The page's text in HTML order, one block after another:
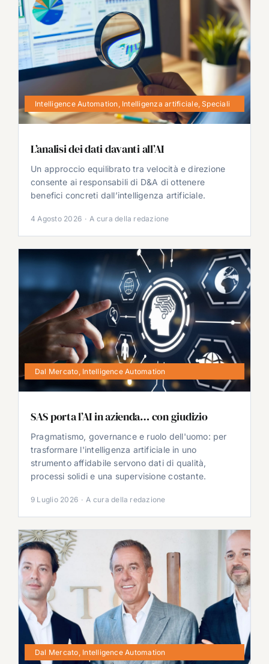
Intelligence Automation Intelligenza artificiale,Speciali
L’analisi dei dati davanti all’AI
Un approccio equilibrato tra velocità e direzione
consente ai responsabili di D&A di ottenere
benefici concreti dall’intelligenza artificiale.
4 Agosto 2026 · A cura della redazione
Dal Mercato Intelligence Automation
SAS porta l’AI in azienda… con giudizio
Pragmatismo, governance e ruolo dell'uomo: per
trasformare l'intelligenza artificiale in uno
strumento affidabile servono dati di qualità,
processi solidi e una supervisione costante.
9 Luglio 2026 · A cura della redazione
Dal Mercato Intelligence Automation